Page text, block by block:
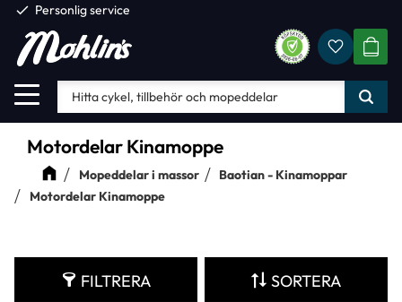
Meny
check Personlig service
Motordelar Kinamoppe
Mopeddelar i massor
Baotian - Kinamoppar
Motordelar Kinamoppe
FILTRERA SORTERA